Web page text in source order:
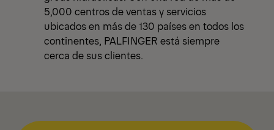
5,000 centros de ventas y servicios
ubicados en más de 130 países en todos los
continentes, PALFINGER está siempre
cerca de sus clientes.